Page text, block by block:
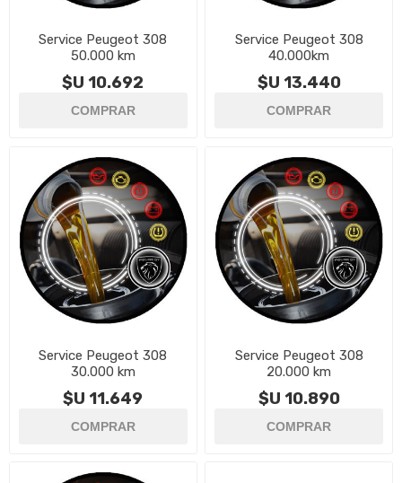
Service Peugeot 308
50.000 km
$U 10.692
Service Peugeot 308
40.000km
$U 13.440
Service Peugeot 308
30.000 km
$U 11.649
Service Peugeot 308
20.000 km
$U 10.890